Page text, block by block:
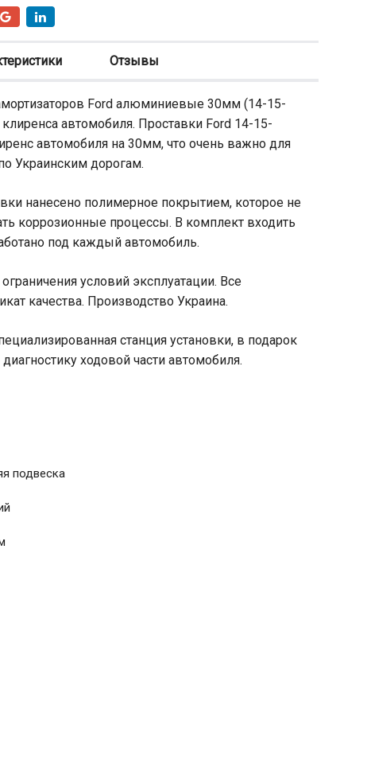
Отзывы
Ford алюминиевые 30мм (14-15-
автомобиля. Проставки Ford 14-15-
автомобиля на 30мм, что очень важно для
Украинским дорогам.
нанесено полимерное покрытием, которое не
коррозионные процессы. В комплект входить
под каждый автомобиль.
условий эксплуатации. Все
качества. Производство Украина.
станция установки, в подарок
ходовой части автомобиля.
подвеска